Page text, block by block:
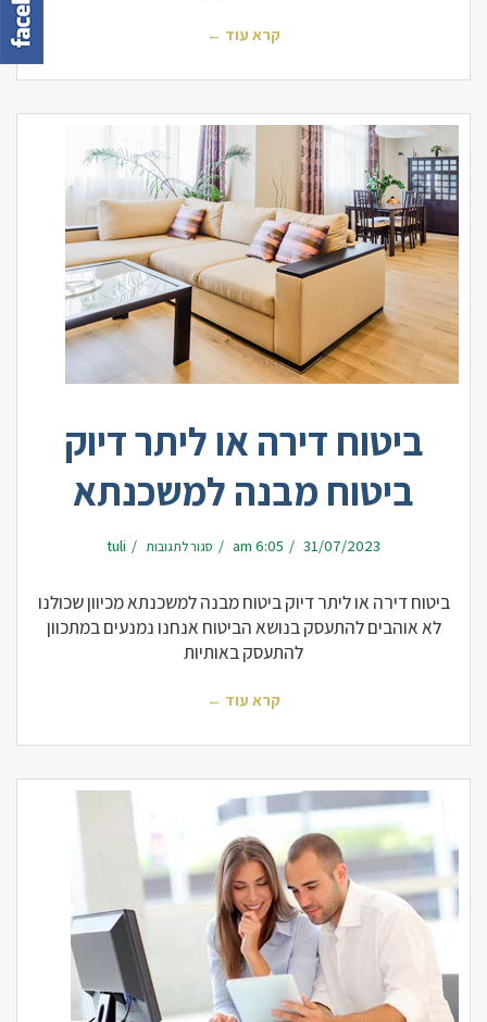
קרא עוד ←
ביטוח דירה או ליתר דיוק
ביטוח מבנה למשכנתא
31/07/2023
6:05 am סגור לתגובות על
ביטוח
ביטוח
מבנה
למשכנתא
tuli
ביטוח דירה או ליתר דיוק ביטוח מבנה למשכנתא מכיוון שכולנו
לא אוהבים להתעסק בנושא הביטוח אנחנו נמנעים במתכוון
להתעסק באותיות
קרא עוד ←